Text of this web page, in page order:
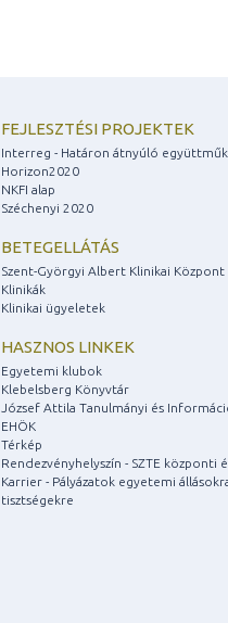
FEJLESZTÉSI PROJEKTEK
Interreg - Határon átnyúló
Horizon2020
NKFI alap
Széchenyi 2020
BETEGELLÁTÁS
Szent-Györgyi Albert Klinikai Központ
Klinikák
Klinikai ügyeletek
HASZNOS LINKEK
Egyetemi klubok
Klebelsberg Könyvtár
József Attila Tanulmányi és
EHÖK
Térkép
Rendezvényhelyszín - SZTE központi
Karrier - Pályázatok egyetemi
tisztségekre